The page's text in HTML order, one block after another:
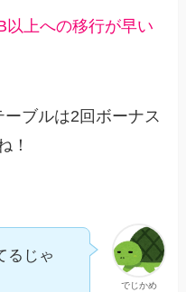
以上への移行が早い
ブルは2回ボーナス
！
でじかめ
るじゃ